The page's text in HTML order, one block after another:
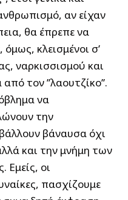
αν είχαν
θα έπρεπε να
κλεισμένοι σ’
ναρκισσισμού και
τον ’’λαουτζίκο’’.
να
την
βάναυσα όχι
και την μνήμη των
οι
πασχίζουμε